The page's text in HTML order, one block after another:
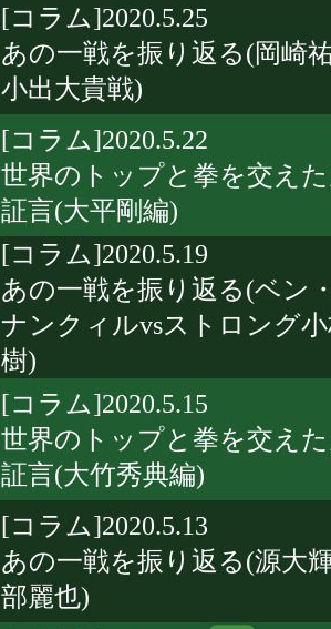
[コラム]2020.5.25
あの一戦を振り返る(岡崎
小出大貴戦)
[コラム]2020.5.22
世界のトップと拳を交え
証言(大平剛編)
[コラム]2020.5.19
あの一戦を振り返る(ベン
ナンクィルvsストロング
樹)
[コラム]2020.5.15
世界のトップと拳を交え
証言(大竹秀典編)
[コラム]2020.5.13
あの一戦を振り返る(源大
部麗也)